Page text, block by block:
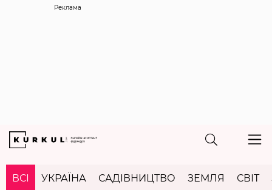
Реклама
ВСІ УКРАЇНА САДІВНИЦТВО ЗЕМЛЯ СВІТ